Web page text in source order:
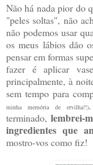
Não há nada pior do
"peles soltas", não
não podemos usar
os meus lábios dão
pensar em formas
fazer é aplicar
principalmente, à
sem tempo para
minha memória de ervilha!!)
terminado, lembrei-
ingredientes que
mostro-vos como fiz!